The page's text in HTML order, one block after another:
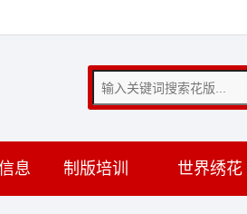
息 制版培训 世界绣花